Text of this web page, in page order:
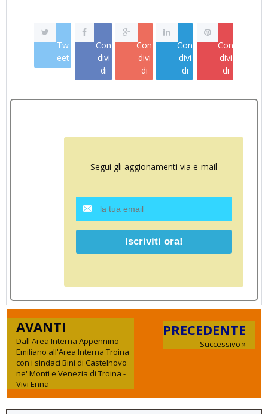
Tw
eet
Con
divi
di
Con
divi
di
Con
divi
di
Con
divi
di
Segui gli aggionamenti via e-mail
AVANTI
Dall'Area Interna Appennino
Emiliano all'Area Interna Troina
con i sindaci Bini di Castelnovo
ne' Monti e Venezia di Troina -
Vivi Enna
PRECEDENTE
Successivo »